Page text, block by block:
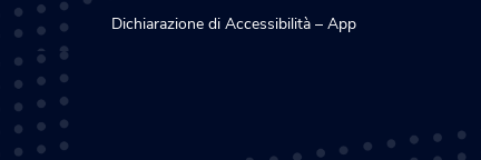
Dichiarazione di Accessibilità – App